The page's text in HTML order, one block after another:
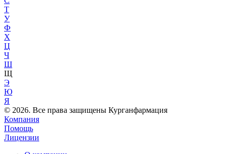
Т
У
Ф
Х
Ц
Ч
Ш
Щ
Э
Ю
Я
© 2026. Все права защищены Курганфармация
Компания
Помощь
Лицензии